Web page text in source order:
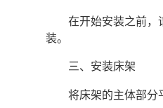
在开始安装之前，
装。
三、安装床架
将床架的主体部分